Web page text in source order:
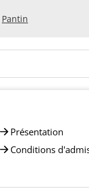
Pantin
Présentation
Conditions